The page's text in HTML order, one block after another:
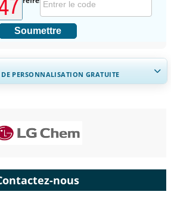
Soumettre
DE PERSONNALISATION GRATUITE
e por país, Análise de segmentos,
nous